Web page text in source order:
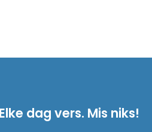
dag vers. Mis niks!